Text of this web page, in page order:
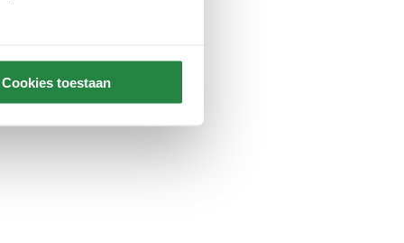
Cookies toestaan